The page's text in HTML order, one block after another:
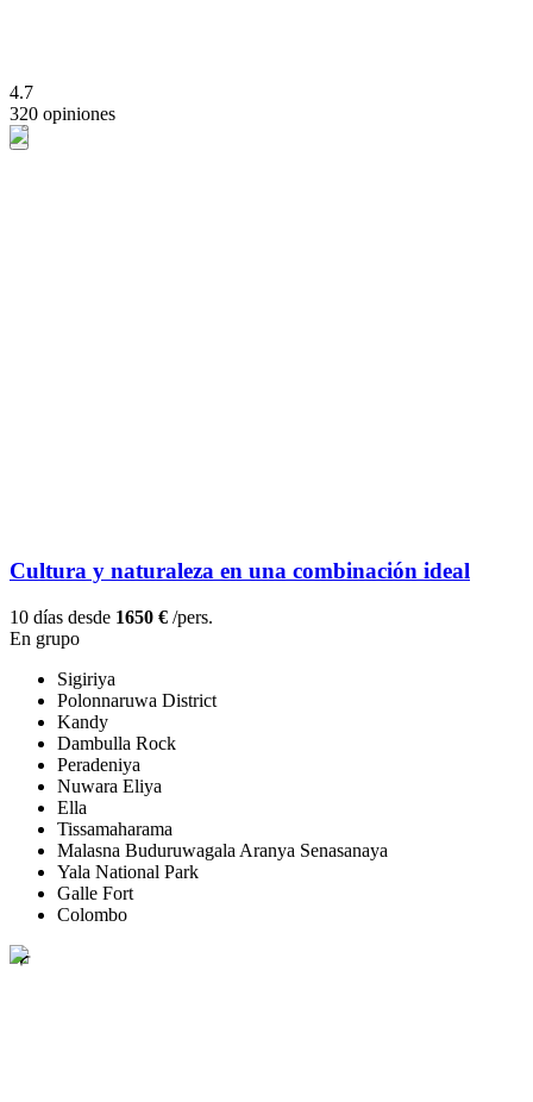
4.7
320 opiniones
Cultura y naturaleza en una combinación ideal
10 días desde 1650 € /pers.
En grupo
Sigiriya
Polonnaruwa District
Kandy
Dambulla Rock
Peradeniya
Nuwara Eliya
Ella
Tissamaharama
Malasna Buduruwagala Aranya Senasanaya
Yala National Park
Galle Fort
Colombo